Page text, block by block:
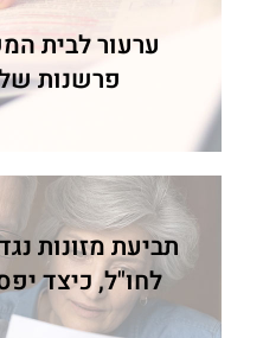
ערעור לבית
פרשנות
תביעת מזונות
לחו"ל, כיצד